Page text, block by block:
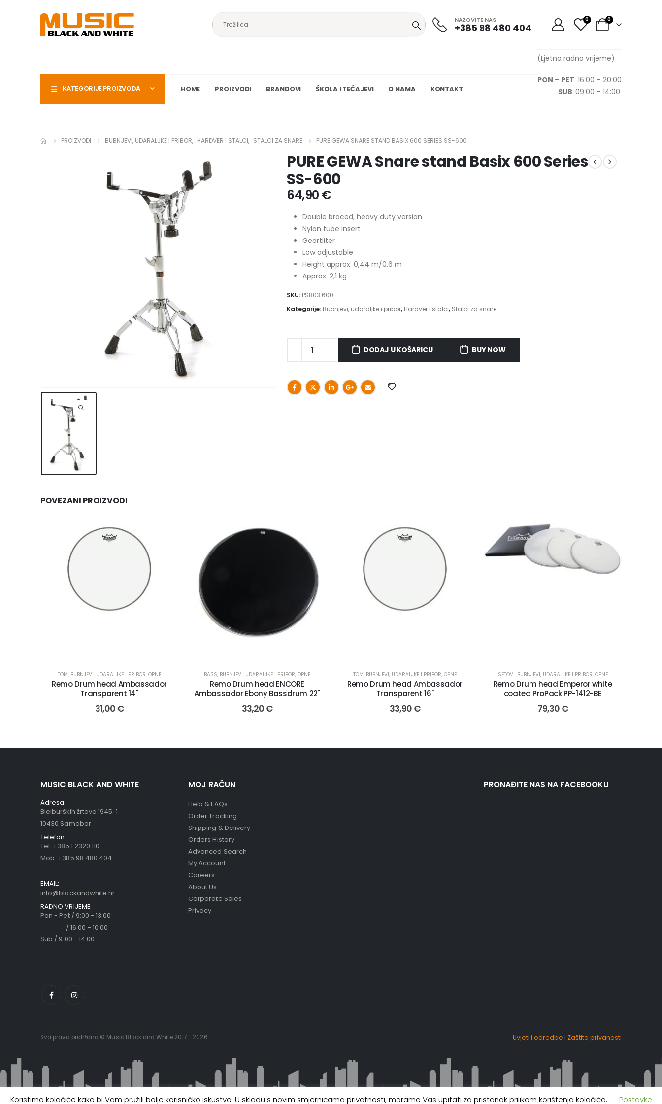
NAZOVITE NAS
+385 98 480 404
0 0
KATEGORIJE PROIZVODA HOME PROIZVODI BRANDOVI ŠKOLA I TEČAJEVI O NAMA KONTAKT
(Ljetno radno vrijeme)
PON – PET 16:00 – 20:00
SUB 09:00 – 14:00
PROIZVODI BUBNJEVI, UDARALJKE I PRIBOR, HARDVER I STALCI, STALCI ZA SNARE PURE GEWA SNARE STAND BASIX 600 SERIES SS-600
PURE GEWA Snare stand Basix 600 Series
SS-600
64,90 €
Double braced, heavy duty version
Nylon tube insert
Geartilter
Low adjustable
Height approx. 0,44 m/0,6 m
Approx. 2,1 kg
SKU: PS803.600
Kategorije: Bubnjevi, udaraljke i pribor, Hardver i stalci, Stalci za snare
DODAJ U KOŠARICU BUY NOW
POVEZANI PROIZVODI
TOM, BUBNJEVI, UDARALJKE I PRIBOR, OPNE
Remo Drum head Ambassador
Transparent 14"
31,00€
BASS, BUBNJEVI, UDARALJKE I PRIBOR, OPNE
Remo Drum head ENCORE
Ambassador Ebony Bassdrum 22"
33,20€
TOM, BUBNJEVI, UDARALJKE I PRIBOR, OPNE
Remo Drum head Ambassador
Transparent 16"
33,90€
SETOVI, BUBNJEVI, UDARALJKE I PRIBOR, OPNE
Remo Drum head Emperor white
coated ProPack PP-1412-BE
79,30€
MUSIC BLACK AND WHITE
Adresa:
Bleiburških žrtava 1945. 1
10430 Samobor
Telefon:
Tel: +385 1 2320 110
Mob: +385 98 480 404
EMAIL:
info@blackandwhite.hr
RADNO VRIJEME
Pon - Pet / 9:00 - 13:00
/ 16:00 - 10:00
Sub / 9:00 - 14:00
MOJ RAČUN
Help & FAQs
Order Tracking
Shipping & Delivery
Orders History
Advanced Search
My Account
Careers
About Us
Corporate Sales
Privacy
PRONAĐITE NAS NA FACEBOOKU
Sva prava pridržana © Music Black and White 2017 - 2026. Uvjeti i odredbe | Zaštita privanosti
Koristimo kolačiće kako bi Vam pružili bolje korisničko iskustvo. U skladu s novim smjernicama privatnosti, moramo Vas upitati za pristanak prilikom korištenja kolačića. Postavke